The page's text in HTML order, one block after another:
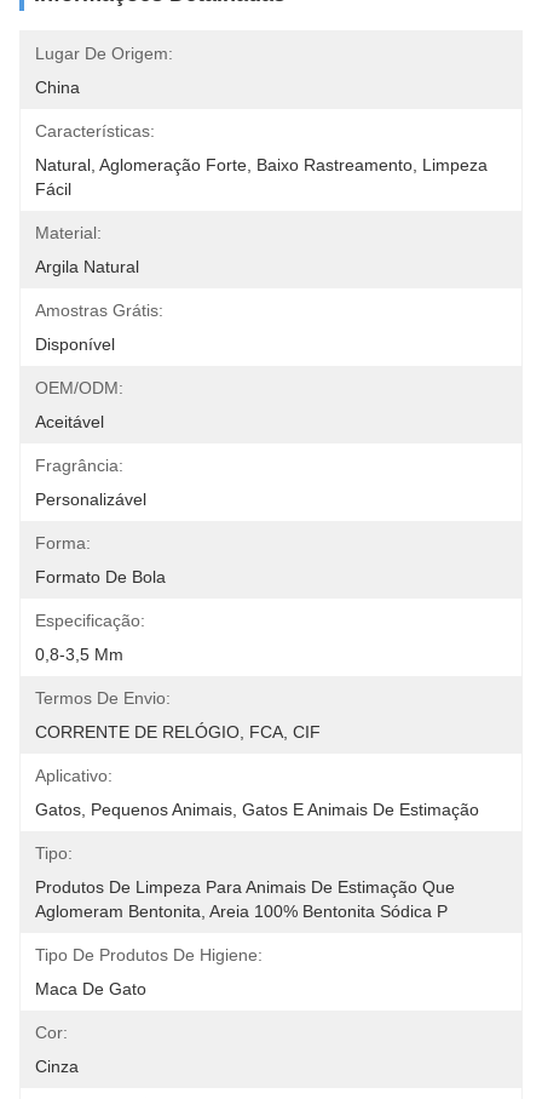
Lugar De Origem:
China
Características:
Natural, Aglomeração Forte, Baixo Rastreamento, Limpeza
Fácil
Material:
Argila Natural
Amostras Grátis:
Disponível
OEM/ODM:
Aceitável
Fragrância:
Personalizável
Forma:
Formato De Bola
Especificação:
0,8-3,5 Mm
Termos De Envio:
CORRENTE DE RELÓGIO, FCA, CIF
Aplicativo:
Gatos, Pequenos Animais, Gatos E Animais De Estimação
Tipo:
Produtos De Limpeza Para Animais De Estimação Que
Aglomeram Bentonita, Areia 100% Bentonita Sódica P
Tipo De Produtos De Higiene:
Maca De Gato
Cor:
Cinza